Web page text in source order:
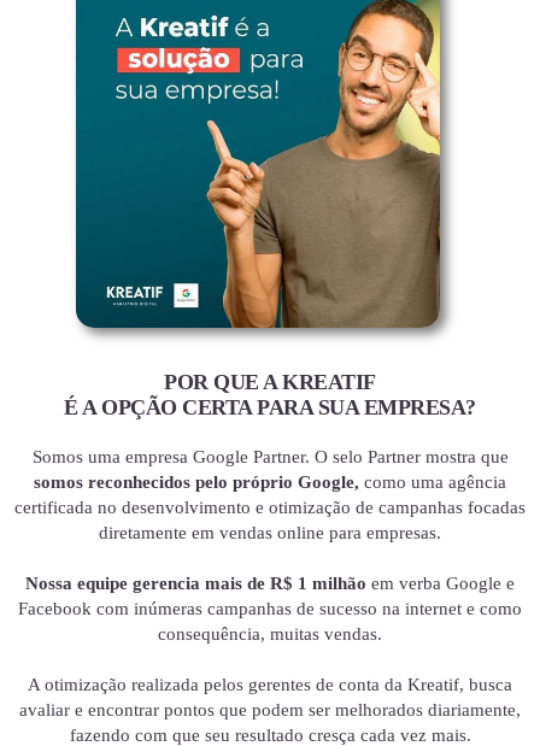
POR QUE A KREATIF
É A OPÇÃO CERTA PARA SUA EMPRESA?
Somos uma empresa Google Partner. O selo Partner mostra que
somos reconhecidos pelo próprio Google, como uma agência
certificada no desenvolvimento e otimização de campanhas focadas
diretamente em vendas online para empresas.
Nossa equipe gerencia mais de R$ 1 milhão em verba Google e
Facebook com inúmeras campanhas de sucesso na internet e como
consequência, muitas vendas.
A otimização realizada pelos gerentes de conta da Kreatif, busca
avaliar e encontrar pontos que podem ser melhorados diariamente,
fazendo com que seu resultado cresça cada vez mais.